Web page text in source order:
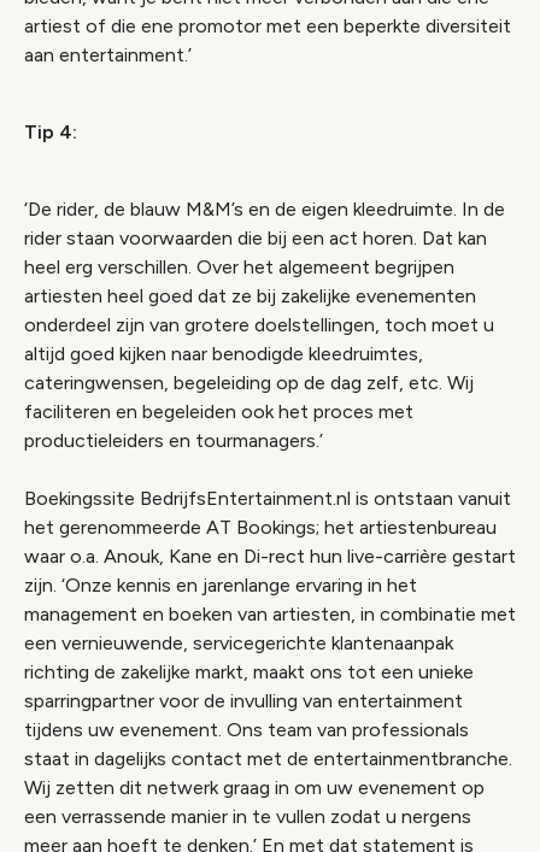
artiest of die ene promotor met een beperkte diversiteit
aan entertainment.’
Tip 4:
‘De rider, de blauw M&M’s en de eigen kleedruimte. In de
rider staan voorwaarden die bij een act horen. Dat kan
heel erg verschillen. Over het algemeent begrijpen
artiesten heel goed dat ze bij zakelijke evenementen
onderdeel zijn van grotere doelstellingen, toch moet u
altijd goed kijken naar benodigde kleedruimtes,
cateringwensen, begeleiding op de dag zelf, etc. Wij
faciliteren en begeleiden ook het proces met
productieleiders en tourmanagers.’
Boekingssite BedrijfsEntertainment.nl is ontstaan vanuit
het gerenommeerde AT Bookings; het artiestenbureau
waar o.a. Anouk, Kane en Di-rect hun live-carrière gestart
zijn. ‘Onze kennis en jarenlange ervaring in het
management en boeken van artiesten, in combinatie met
een vernieuwende, servicegerichte klantenaanpak
richting de zakelijke markt, maakt ons tot een unieke
sparringpartner voor de invulling van entertainment
tijdens uw evenement. Ons team van professionals
staat in dagelijks contact met de entertainmentbranche.
Wij zetten dit netwerk graag in om uw evenement op
een verrassende manier in te vullen zodat u nergens
meer aan hoeft te denken.’ En met dat statement is